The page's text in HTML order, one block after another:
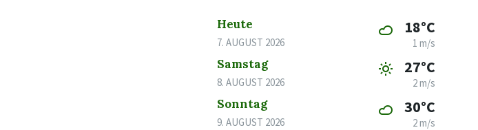
Heute
7. AUGUST 2026
18°C
1 m/s
Samstag
8. AUGUST 2026
27°C
2 m/s
Sonntag
9. AUGUST 2026
30°C
2 m/s